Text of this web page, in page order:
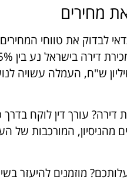
מחירים
לבדוק את טווחי
מהניסיון, המורכבות של
מוזמנים להיעזר